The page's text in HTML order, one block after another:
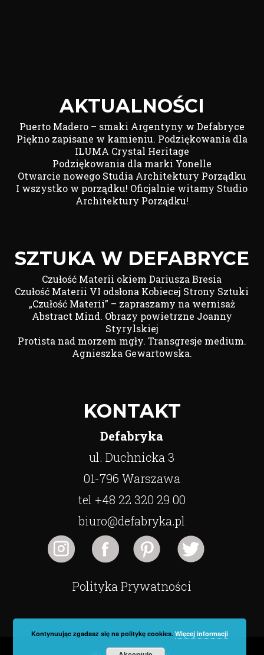
AKTUALNOŚCI
Puerto Madero – smaki Argentyny w Defabryce
Piękno zapisane w kamieniu. Podziękowania dla
ILUMA Crystal Heritage
Podziękowania dla marki Yonelle
Otwarcie nowego Studia Architektury Porządku
I wszystko w porządku! Oficjalnie witamy Studio
Architektury Porządku!
SZTUKA W DEFABRYCE
Czułość Materii okiem Dariusza Bresia
Czułość Materii VI odsłona Kobiecej Strony Sztuki
„Czułość Materii” – zapraszamy na wernisaż
Abstract Mind. Obrazy powietrzne Joanny
Styrylskiej
Protista nad morzem mgły. Transgresje medium.
Agnieszka Gewartowska.
KONTAKT
Defabryka
ul. Duchnicka 3
01-796 Warszawa
tel +48 22 320 29 00
biuro@defabryka.pl
Polityka Prywatności
Kontynuując zgadasz się na politykę cookies.Więcej informacji